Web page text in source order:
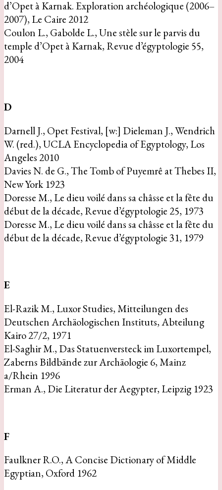
d’Opet à Karnak. Exploration archéologique (2006–
2007), Le Caire 2012
Coulon L., Gabolde L., Une stèle sur le parvis du
temple d’Opet à Karnak, Revue d’égyptologie 55,
2004
D
Darnell J., Opet Festival, [w:] Dieleman J., Wendrich
W. (red.), UCLA Encyclopedia of Egyptology, Los
Angeles 2010
Davies N. de G., The Tomb of Puyemrê at Thebes II,
New York 1923
Doresse M., Le dieu voilé dans sa châsse et la fête du
début de la décade, Revue d’égyptologie 25, 1973
Doresse M., Le dieu voilé dans sa châsse et la fête du
début de la décade, Revue d’égyptologie 31, 1979
E
El-Razik M., Luxor Studies, Mitteilungen des
Deutschen Archäologischen Instituts, Abteilung
Kairo 27/2, 1971
El-Saghir M., Das Statuenversteck im Luxortempel,
Zaberns Bildbände zur Archäologie 6, Mainz
a/Rhein 1996
Erman A., Die Literatur der Aegypter, Leipzig 1923
F
Faulkner R.O., A Concise Dictionary of Middle
Egyptian, Oxford 1962